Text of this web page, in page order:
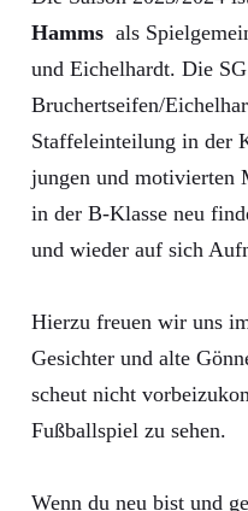
Hamms als
und Eichelhardt. Die
Bruchertseifen/
Staffeleinteilung in der
jungen und motivierten
in der B-Klasse neu
und wieder auf sich
Hierzu freuen wir uns
Gesichter und alte
scheut nicht
Fußballspiel zu sehen.
Wenn du neu bist und